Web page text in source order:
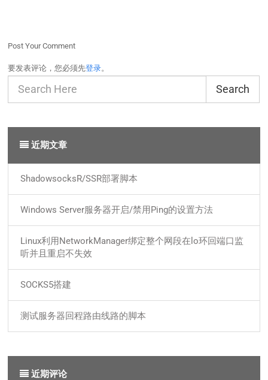
Post Your Comment
要发表评论，您必须先登录。
Search
近期文章
ShadowsocksR/SSR部署脚本
Windows Server服务器开启/禁用Ping的设置方法
Linux利用NetworkManager绑定整个网段在lo环回端口监
听并且重启不失效
SOCKS5搭建
测试服务器回程路由线路的脚本
近期评论